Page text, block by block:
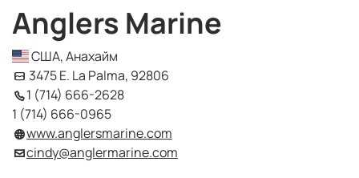
Anglers Marine
США, Анахайм
3475 E. La Palma, 92806
1 (714) 666-2628
1 (714) 666-0965
www.anglersmarine.com
cindy@anglermarine.com